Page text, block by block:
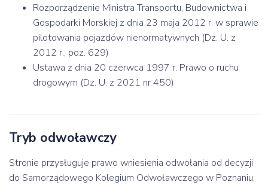
Rozporządzenie Ministra Transportu, Budownictwa i
Gospodarki Morskiej z dnia 23 maja 2012 r. w sprawie
pilotowania pojazdów nienormatywnych (Dz. U. z
2012 r., poz. 629)
Ustawa z dnia 20 czerwca 1997 r. Prawo o ruchu
drogowym (Dz. U. z 2021 nr 450).
Tryb odwoławczy
Stronie przysługuje prawo wniesienia odwołania od decyzji
do Samorządowego Kolegium Odwoławczego w Poznaniu,